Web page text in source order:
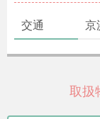
交通 京
取扱